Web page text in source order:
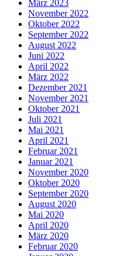
März 2023
November 2022
Oktober 2022
September 2022
August 2022
Juni 2022
April 2022
März 2022
Dezember 2021
November 2021
Oktober 2021
Juli 2021
Mai 2021
April 2021
Februar 2021
Januar 2021
November 2020
Oktober 2020
September 2020
August 2020
Mai 2020
April 2020
März 2020
Februar 2020